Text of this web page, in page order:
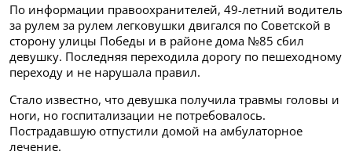
По информации правоохранителей, 49-летний водитель
за рулем за рулем легковушки двигался по Советской в
сторону улицы Победы и в районе дома №85 сбил
девушку. Последняя переходила дорогу по пешеходному
переходу и не нарушала правил.
Стало известно, что девушка получила травмы головы и
ноги, но госпитализации не потребовалось.
Пострадавшую отпустили домой на амбулаторное
лечение.